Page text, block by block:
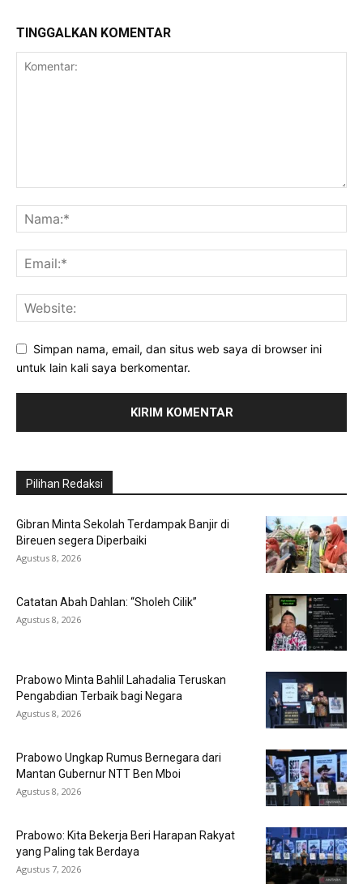
TINGGALKAN KOMENTAR
Simpan nama, email, dan situs web saya di browser ini
untuk lain kali saya berkomentar.
Pilihan Redaksi
Gibran Minta Sekolah Terdampak Banjir di
Bireuen segera Diperbaiki
Agustus 8, 2026
Catatan Abah Dahlan: “Sholeh Cilik”
Agustus 8, 2026
Prabowo Minta Bahlil Lahadalia Teruskan
Pengabdian Terbaik bagi Negara
Agustus 8, 2026
Prabowo Ungkap Rumus Bernegara dari
Mantan Gubernur NTT Ben Mboi
Agustus 8, 2026
Prabowo: Kita Bekerja Beri Harapan Rakyat
yang Paling tak Berdaya
Agustus 7, 2026